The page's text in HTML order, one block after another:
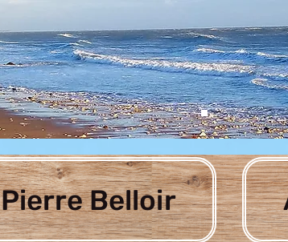
Pierre Belloir